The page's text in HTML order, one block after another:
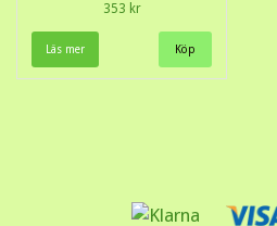
353 kr
Läs mer